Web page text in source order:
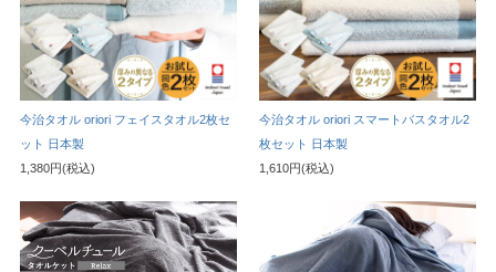
今治タオル oriori フェイスタオル2枚セ
ット 日本製
1,380円(税込)
今治タオル oriori スマートバスタオル2
枚セット 日本製
1,610円(税込)